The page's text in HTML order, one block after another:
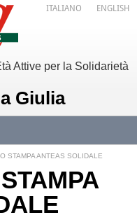
Attive per la Solidarietà
Giulia
ITALIANO ENGLISH
STAMPA ANTEAS SOLIDALE